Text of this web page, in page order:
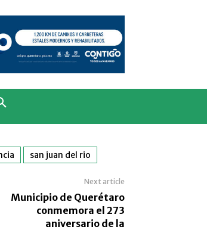
san juan del rio
Next article
Municipio de Querétaro
conmemora el 273
aniversario de la